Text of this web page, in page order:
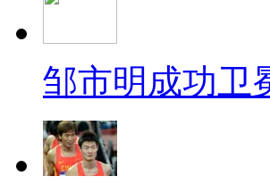
邹市明成功卫